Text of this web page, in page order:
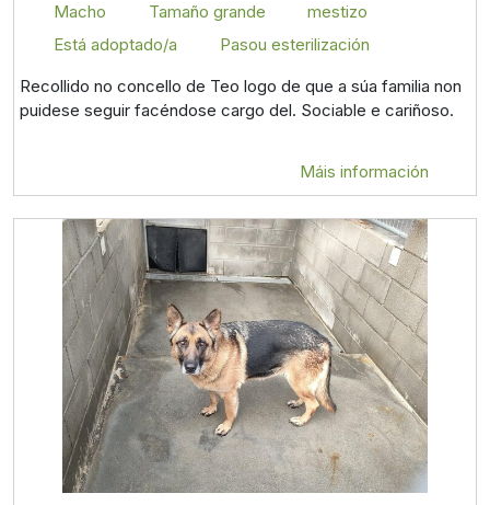
Macho
Tamaño grande
mestizo
Está adoptado/a
Pasou esterilización
Recollido no concello de Teo logo de que a súa familia non
puidese seguir facéndose cargo del. Sociable e cariñoso.
Máis información